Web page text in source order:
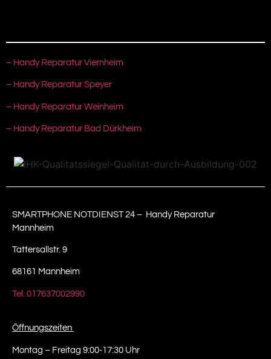
– Handy Reparatur Viernheim
– Handy Reparatur Speyer
– Handy Reparatur Weinheim
– Handy Reparatur Bad Dürkheim
SMARTPHONE NOTDIENST 24 – Handy Reparatur
Mannheim
Tattersallstr. 9
68161 Mannheim
Tel. 017637002990
Öffnungszeiten
Montag – Freitag 9:00-17:30 Uhr